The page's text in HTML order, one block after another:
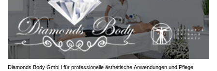
Diamonds Body GmbH für professionelle ästhetische Anwendungen und Pflege